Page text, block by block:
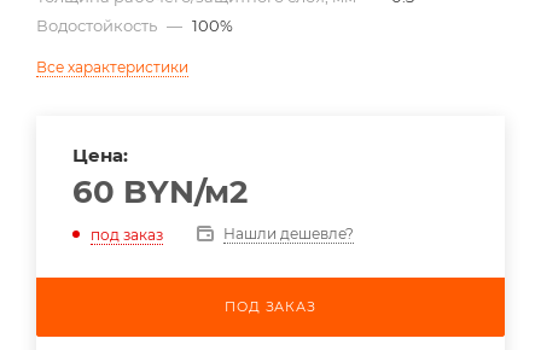
Водостойкость — 100%
Все характеристики
Цена:
60 BYN/м2
под заказ Нашли дешевле?
ПОД ЗАКАЗ